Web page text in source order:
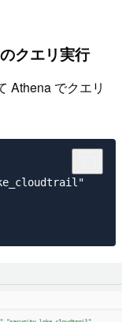
クエリ実行
Athena でクエリ